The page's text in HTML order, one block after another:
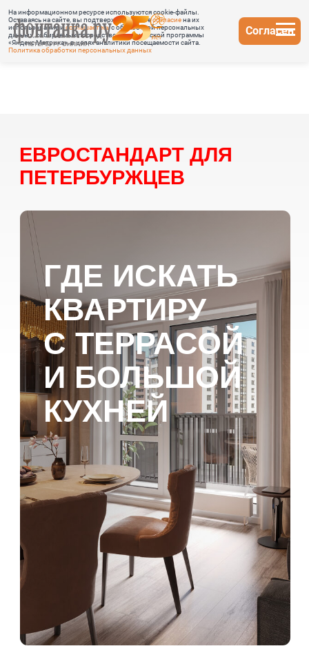
На информационном ресурсе используются cookie-файлы.
Оставаясь на сайте, вы подтверждаете своесогласиена их
использование исоглашаетесьс обработкой персональных
данных, собираемых посредством метрической программы
«Яндекс Метрика», в целях аналитики посещаемости сайта.
Политика обработки персональных данных
Согласен
ГДЕ ИСКАТЬ
КВАРТИРУ
С ТЕРРАСОЙ
И БОЛЬШОЙ
КУХНЕЙ
«Каждый метр должен быть полезен» —
вот девиз петербуржцев припокупке
. Молодой девушке
в студии нужны ниша под шкаф-купе
и балкон. Семейная пара без детей
особенно придирчиво осматривает
кухню: достаточно ли она велика, чтобы
там можно было пообедать с друзьями?
Супруги постарше интересуются